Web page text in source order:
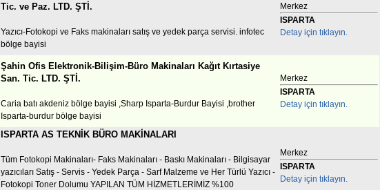
Tic. ve Paz. LTD. ŞTİ.
Yazıcı-Fotokopi ve Faks makinaları satış ve yedek parça servisi. infotec
bölge bayisi
Merkez
ISPARTA
Detay için tıklayın.
Şahin Ofis Elektronik-Bilişim-Büro Makinaları Kağıt Kırtasiye
San. Tic. LTD. ŞTİ.
Caria batı akdeniz bölge bayisi ,Sharp Isparta-Burdur Bayisi ,brother
Isparta-burdur bölge bayisi
Merkez
ISPARTA
Detay için tıklayın.
ISPARTA AS TEKNİK BÜRO MAKİNALARI
Tüm Fotokopi Makinaları- Faks Makinaları - Baskı Makinaları - Bilgisayar
yazıcıları Satış - Servis - Yedek Parça - Sarf Malzeme ve Her Türlü Yazıcı -
Fotokopi Toner Dolumu YAPILAN TÜM HİZMETLERİMİZ %100
Merkez
ISPARTA
Detay için tıklayın.